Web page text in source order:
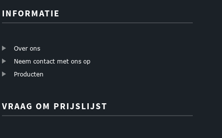
INFORMATIE
Over ons
Neem contact met ons op
Producten
VRAAG OM PRIJSLIJST